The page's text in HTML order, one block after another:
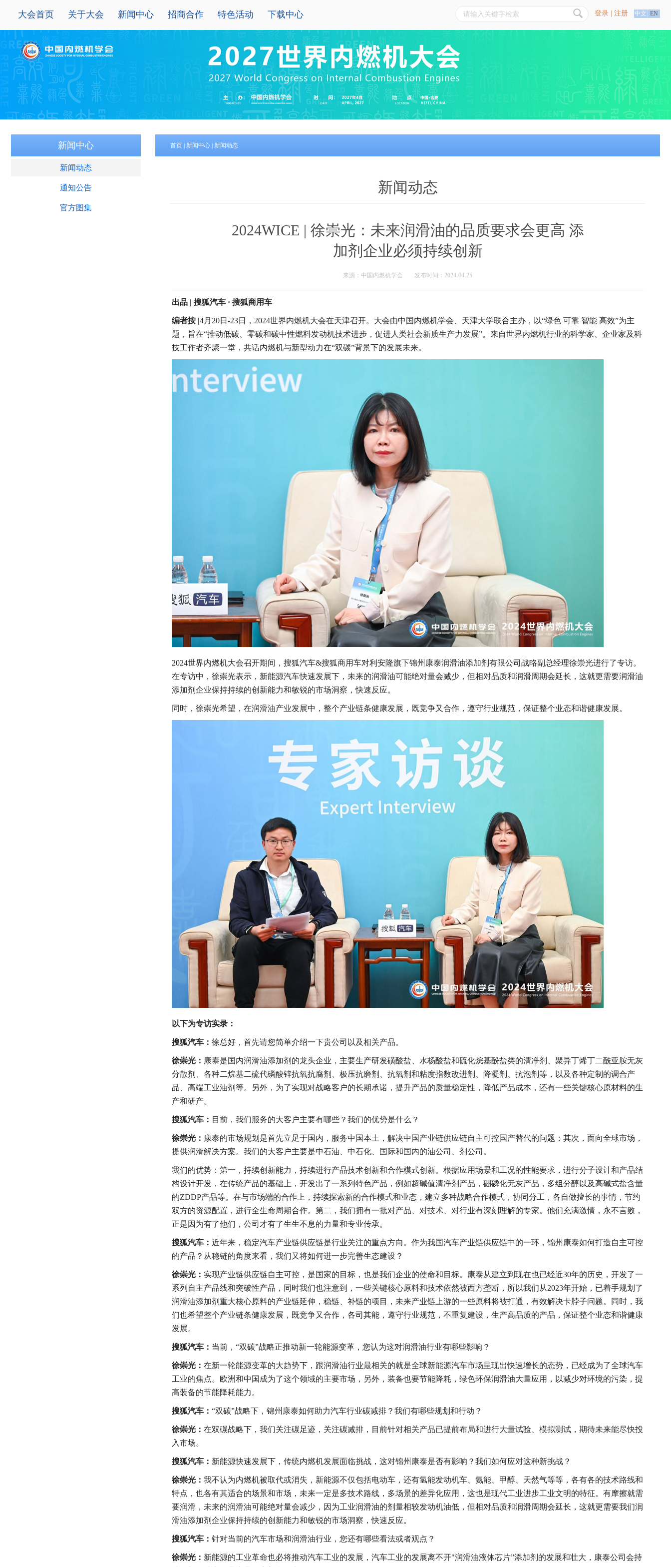
大会首页 关于大会 新闻中心 招商合作 特色活动 下载中心 登录 注册 中文 EN
新闻中心
新闻动态
通知公告
官方图集
首页 新闻中心 新闻动态
新闻动态
2024WICE | 徐崇光：未来润滑油的品质要求会更高 添
加剂企业必须持续创新
来源：中国内燃机学会 发布时间：2024-04-25
出品 | 搜狐汽车 · 搜狐商用车
编者按 |4月20日-23日，2024世界内燃机大会在天津召开。大会由中国内燃机学会、天津大学联合主办，以“绿色 可靠 智能 高效”为主
题，旨在“推动低碳、零碳和碳中性燃料发动机技术进步，促进人类社会新质生产力发展”。来自世界内燃机行业的科学家、企业家及科
技工作者齐聚一堂，共话内燃机与新型动力在“双碳”背景下的发展未来。
2024世界内燃机大会召开期间，搜狐汽车&搜狐商用车对利安隆旗下锦州康泰润滑油添加剂有限公司战略副总经理徐崇光进行了专访。
在专访中，徐崇光表示，新能源汽车快速发展下，未来的润滑油可能绝对量会减少，但相对品质和润滑周期会延长，这就更需要润滑油
添加剂企业保持持续的创新能力和敏锐的市场洞察，快速反应。
同时，徐崇光希望，在润滑油产业发展中，整个产业链条健康发展，既竞争又合作，遵守行业规范，保证整个业态和谐健康发展。
以下为专访实录：
搜狐汽车： 徐总好，首先请您简单介绍一下贵公司以及相关产品。
徐崇光： 康泰是国内润滑油添加剂的龙头企业，主要生产研发磺酸盐、水杨酸盐和硫化烷基酚盐类的清净剂、聚异丁烯丁二酰亚胺无灰
分散剂、各种二烷基二硫代磷酸锌抗氧抗腐剂、极压抗磨剂、抗氧剂和粘度指数改进剂、降凝剂、抗泡剂等，以及各种定制的调合产
品、高端工业油剂等。另外，为了实现对战略客户的长期承诺，提升产品的质量稳定性，降低产品成本，还有一些关键核心原材料的生
产和研产。
搜狐汽车： 目前，我们服务的大客户主要有哪些？我们的优势是什么？
徐崇光： 康泰的市场规划是首先立足于国内，服务中国本土，解决中国产业链供应链自主可控国产替代的问题；其次，面向全球市场，
提供润滑解决方案。我们的大客户主要是中石油、中石化、国际和国内的油公司、剂公司。
我们的优势：第一，持续创新能力，持续进行产品技术创新和合作模式创新。根据应用场景和工况的性能要求，进行分子设计和产品结
构设计开发，在传统产品的基础上，开发出了一系列特色产品，例如超碱值清净剂产品，硼磷化无灰产品，多组分醇以及高碱式盐含量
的ZDDP产品等。在与市场端的合作上，持续探索新的合作模式和业态，建立多种战略合作模式，协同分工，各自做擅长的事情，节约
双方的资源配置，进行全生命周期合作。第二，我们拥有一批对产品、对技术、对行业有深刻理解的专家。他们充满激情，永不言败，
正是因为有了他们，公司才有了生生不息的力量和专业传承。
搜狐汽车： 近年来，稳定汽车产业链供应链是行业关注的重点方向。作为我国汽车产业链供应链中的一环，锦州康泰如何打造自主可控
的产品？从稳链的角度来看，我们又将如何进一步完善生态建设？
徐崇光： 实现产业链供应链自主可控，是国家的目标，也是我们企业的使命和目标。康泰从建立到现在也已经近30年的历史，开发了一
系列自主产品线和突破性产品，同时我们也注意到，一些关键核心原料和技术依然被西方垄断，所以我们从2023年开始，已着手规划了
润滑油添加剂重大核心原料的产业链延伸，稳链、补链的项目，未来产业链上游的一些原料将被打通，有效解决卡脖子问题。同时，我
们也希望整个产业链条健康发展，既竞争又合作，各司其能，遵守行业规范，不重复建设，生产高品质的产品，保证整个业态和谐健康
发展。
搜狐汽车： 当前，“双碳”战略正推动新一轮能源变革，您认为这对润滑油行业有哪些影响？
徐崇光： 在新一轮能源变革的大趋势下，跟润滑油行业最相关的就是全球新能源汽车市场呈现出快速增长的态势，已经成为了全球汽车
工业的焦点。欧洲和中国成为了这个领域的主要市场，另外，装备也要节能降耗，绿色环保润滑油大量应用，以减少对环境的污染，提
高装备的节能降耗能力。
搜狐汽车： “双碳”战略下，锦州康泰如何助力汽车行业碳减排？我们有哪些规划和行动？
徐崇光： 在双碳战略下，我们关注碳足迹，关注碳减排，目前针对相关产品已提前布局和进行大量试验、模拟测试，期待未来能尽快投
入市场。
搜狐汽车： 新能源快速发展下，传统内燃机发展面临挑战，这对锦州康泰是否有影响？我们如何应对这种新挑战？
徐崇光： 我不认为内燃机被取代或消失，新能源不仅包括电动车，还有氢能发动机车、氨能、甲醇、天然气等等，各有各的技术路线和
特点，也各有其适合的场景和市场，未来一定是多技术路线，多场景的差异化应用，这也是现代工业进步工业文明的特征。有摩擦就需
要润滑，未来的润滑油可能绝对量会减少，因为工业润滑油的剂量相较发动机油低，但相对品质和润滑周期会延长，这就更需要我们润
滑油添加剂企业保持持续的创新能力和敏锐的市场洞察，快速反应。
搜狐汽车： 针对当前的汽车市场和润滑油行业，您还有哪些看法或者观点？
徐崇光： 新能源的工业革命也必将推动汽车工业的发展，汽车工业的发展离不开"润滑油液体芯片”添加剂的发展和壮大，康泰公司会持